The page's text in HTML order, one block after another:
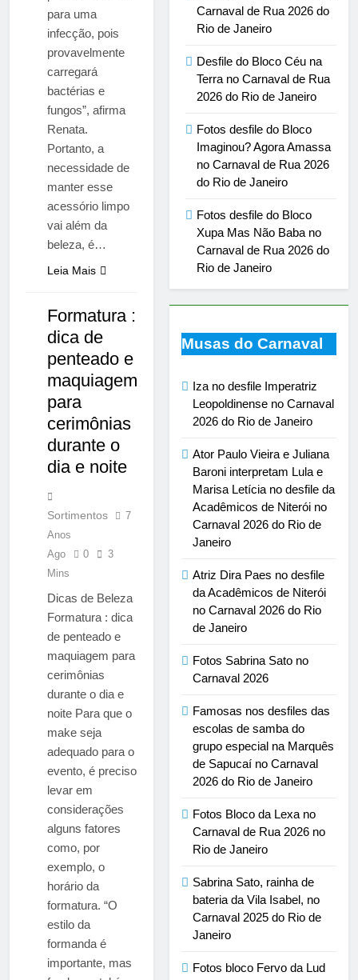
para uma
infecção, pois
provavelmente
carregará
bactérias e
fungos”, afirma
Renata.
Portanto, a
necessidade de
manter esse
acessório limpo
vai além da
beleza, é…
Leia Mais
NOTÍCIAS
Formatura :
dica de
penteado e
maquiagem
para
cerimônias
durante o
dia e noite
Sortimentos
7
Anos
Ago
0
3
Mins
Dicas de Beleza
Formatura : dica
de penteado e
maquiagem para
cerimônias
durante o dia e
noite Para que o
make seja
adequado para o
evento, é preciso
levar em
considerações
alguns fatores
como, por
exemplo, o
horário da
formatura. “O
estilo da
formanda é
importante, mas
Carnaval de Rua 2026 do
Rio de Janeiro
Desfile do Bloco Céu na
Terra no Carnaval de Rua
2026 do Rio de Janeiro
Fotos desfile do Bloco
Imaginou? Agora Amassa
no Carnaval de Rua 2026
do Rio de Janeiro
Fotos desfile do Bloco
Xupa Mas Não Baba no
Carnaval de Rua 2026 do
Rio de Janeiro
Musas do Carnaval
Iza no desfile Imperatriz
Leopoldinense no Carnaval
2026 do Rio de Janeiro
Ator Paulo Vieira e Juliana
Baroni interpretam Lula e
Marisa Letícia no desfile da
Acadêmicos de Niterói no
Carnaval 2026 do Rio de
Janeiro
Atriz Dira Paes no desfile
da Acadêmicos de Niterói
no Carnaval 2026 do Rio
de Janeiro
Fotos Sabrina Sato no
Carnaval 2026
Famosas nos desfiles das
escolas de samba do
grupo especial na Marquês
de Sapucaí no Carnaval
2026 do Rio de Janeiro
Fotos Bloco da Lexa no
Carnaval de Rua 2026 no
Rio de Janeiro
Sabrina Sato, rainha de
bateria da Vila Isabel, no
Carnaval 2025 do Rio de
Janeiro
Fotos bloco Fervo da Lud